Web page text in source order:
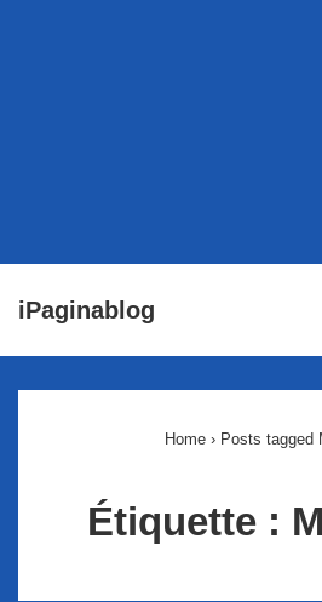
passer
iPaginablog
Home › Posts tagged
Étiquette :